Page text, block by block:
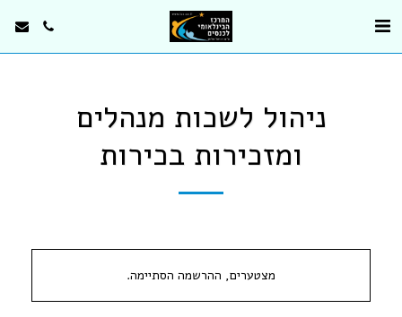
ניהול לשכות מנהלים
ומזכירות בכירות
מצטערים, ההרשמה הסתיימה.